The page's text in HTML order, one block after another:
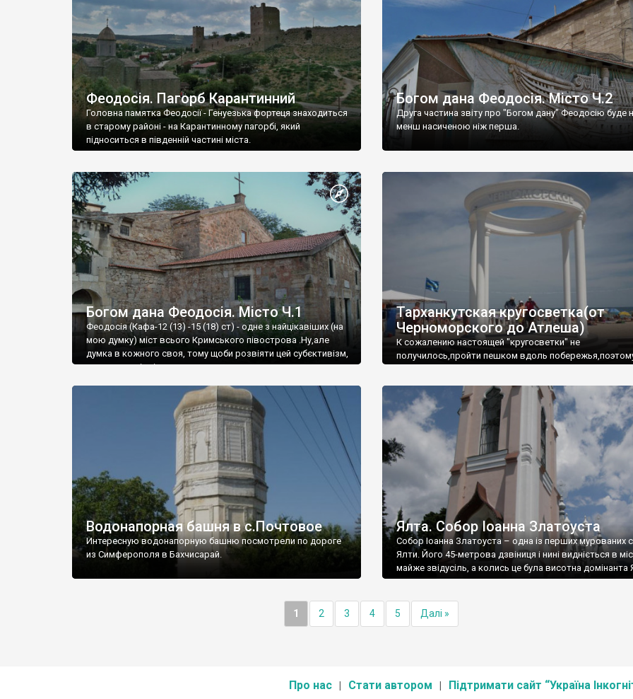
Феодосія. Пагорб Карантинний
Головна памятка Феодосії - Генуезька фортеця знаходиться
в старому районі - на Карантинному пагорбі, який
підноситься в південній частині міста.
Богом дана Феодосія. Місто Ч.2
Друга частина звіту про "Богом дану" Феодосію буде
менш насиченою ніж перша.
Богом дана Феодосія. Місто Ч.1
Феодосія (Кафа-12 (13) -15 (18) ст) - одне з найцікавіших (на
мою думку) міст всього Кримського півострова .Ну,але
думка в кожного своя, тому щоби розвіяти цей субєктивізм,
запрошую відвідати це
Тарханкутская кругосветка(от
Черноморского до Атлеша)
К сожалению настоящей "кругосветки" не
получилось,пройти пешком вдоль
Водонапорная башня в с.Почтовое
Интересную водонапорную башню посмотрели по дороге
из Симферополя в Бахчисарай.
Ялта. Собор Іоанна Златоуста
Собор Іоанна Златоуста – одна із перших мурованих
Ялти. Його 45-метрова дзвіниця і нині видніється в
майже звідусіль, а колись це була висотна домінанта
1 2 3 4 5 Далі »
Про нас Стати автором Підтримати сайт “Україна